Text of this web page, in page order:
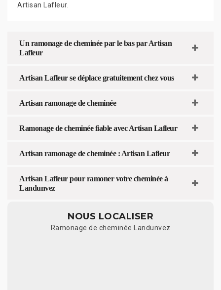
Artisan Lafleur.
Un ramonage de cheminée par le bas par Artisan
Lafleur
Artisan Lafleur se déplace gratuitement chez vous
Artisan ramonage de cheminée
Ramonage de cheminée fiable avec Artisan Lafleur
Artisan ramonage de cheminée : Artisan Lafleur
Artisan Lafleur pour ramoner votre cheminée à
Landunvez
NOUS LOCALISER
Ramonage de cheminée Landunvez